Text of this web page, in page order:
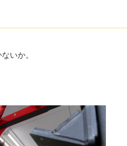
いか。